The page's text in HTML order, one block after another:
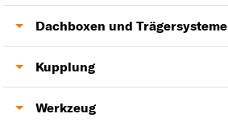
AGR-Ventil
Antriebswelle
Dachboxen und Trägersysteme
Anhängerkupplung
Kupplung
Kupplung
Werkzeug